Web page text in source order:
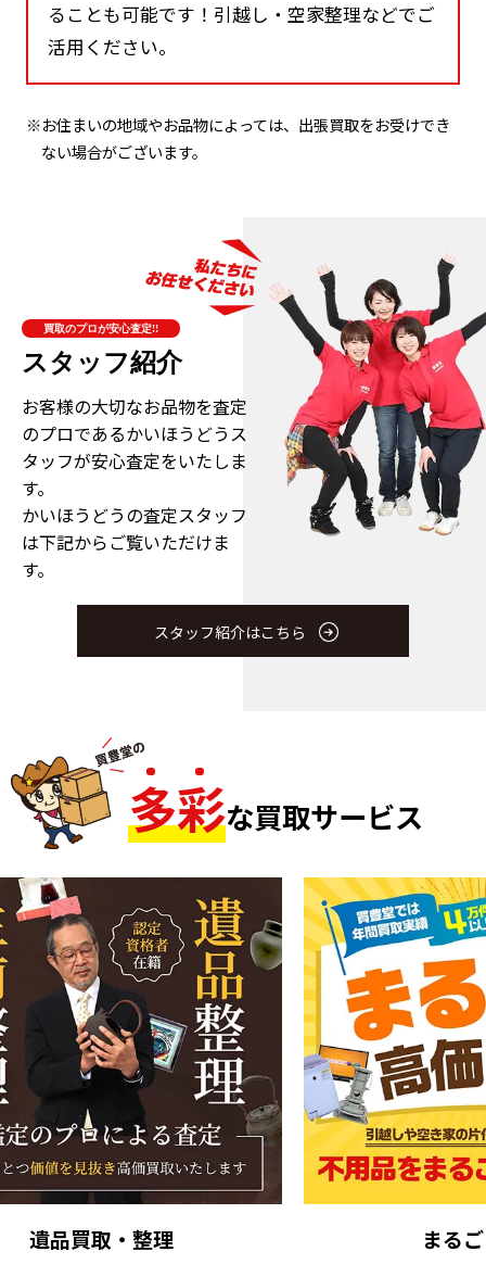
ることも可能です！引越し・空家整理などでご
活用ください。
※お住まいの地域やお品物によっては、出張買取をお受けでき
ない場合がございます。
買取のプロが安心査定!!
スタッフ紹介
お客様の大切なお品物を査定
のプロであるかいほうどうス
タッフが安心査定をいたしま
す。
かいほうどうの査定スタッフ
は下記からご覧いただけま
す。
スタッフ紹介はこちら
多彩な買取サービス